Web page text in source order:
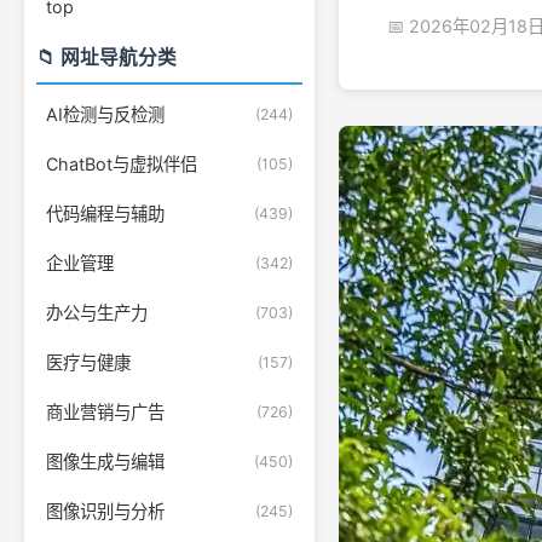
top
📁 网址导航分类
AI检测与反检测 (244)
ChatBot与虚拟伴侣 (105)
代码编程与辅助 (439)
企业管理 (342)
办公与生产力 (703)
医疗与健康 (157)
商业营销与广告 (726)
图像生成与编辑 (450)
图像识别与分析 (245)
📅 2026年02月18